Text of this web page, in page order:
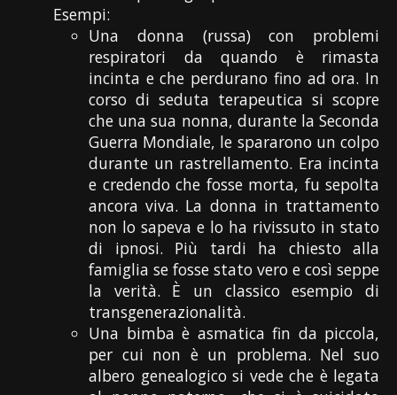
Esempi:
Una donna (russa) con problemi
respiratori da quando è rimasta
incinta e che perdurano fino ad ora. In
corso di seduta terapeutica si scopre
che una sua nonna, durante la Seconda
Guerra Mondiale, le spararono un colpo
durante un rastrellamento. Era incinta
e credendo che fosse morta, fu sepolta
ancora viva. La donna in trattamento
non lo sapeva e lo ha rivissuto in stato
di ipnosi. Più tardi ha chiesto alla
famiglia se fosse stato vero e così seppe
la verità. È un classico esempio di
transgenerazionalità.
Una bimba è asmatica fin da piccola,
per cui non è un problema. Nel suo
albero genealogico si vede che è legata